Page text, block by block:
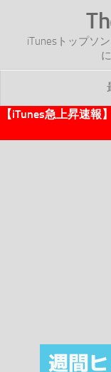
iTunesトップソ
TOP
注目カテゴリ
オリジナル
【iTunes急上昇速